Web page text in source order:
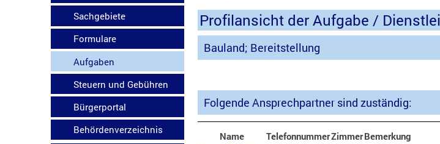
Sachgebiete
Formulare
Aufgaben
Steuern und Gebühren
Bürgerportal
Behördenverzeichnis
Profilansicht der Aufgabe /
Bauland; Bereitstellung
Folgende Ansprechpartner sind zuständig:
Name TelefonnummerZimmerBemerkung